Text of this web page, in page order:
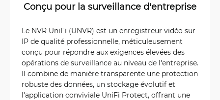
Conçu pour la surveillance d'entreprise
Le NVR UniFi (UNVR) est un enregistreur vidéo sur
IP de qualité professionnelle, méticuleusement
conçu pour répondre aux exigences élevées des
opérations de surveillance au niveau de l'entreprise.
Il combine de manière transparente une protection
robuste des données, un stockage évolutif et
l'application conviviale UniFi Protect, offrant une